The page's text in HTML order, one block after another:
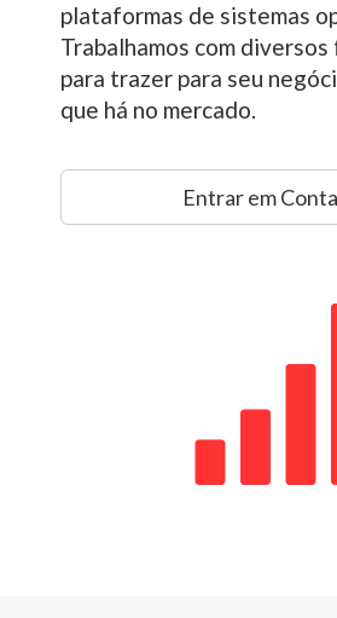
plataformas de sistemas
Trabalhamos com
para trazer para seu
que há no mercado.
Entrar em